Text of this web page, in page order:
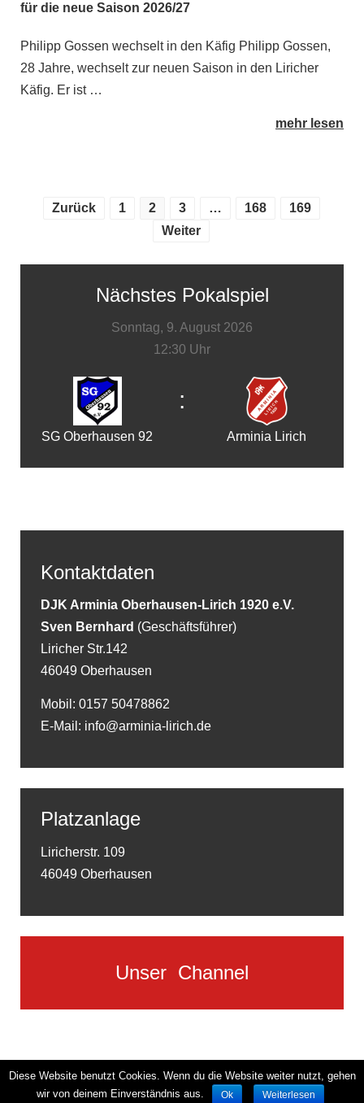
für die neue Saison 2026/27
Philipp Gossen wechselt in den Käfig Philipp Gossen,
28 Jahre, wechselt zur neuen Saison in den Liricher
Käfig. Er ist …
mehr lesen
Zurück 1 2 3 … 168
169
Weiter
Nächstes Pokalspiel
Sonntag, 9. August 2026
12:30 Uhr
SG Oberhausen 92
:
Arminia Lirich
Kontaktdaten
DJK Arminia Oberhausen-Lirich 1920 e.V.
Sven Bernhard (Geschäftsführer)
Liricher Str.142
46049 Oberhausen
Mobil: 0157 50478862
E-Mail: info@arminia-lirich.de
Platzanlage
Liricherstr. 109
46049 Oberhausen
Unser Channel
Diese Website benutzt Cookies. Wenn du die Website weiter nutzt, gehen
wir von deinem Einverständnis aus.
Ok Weiterlesen